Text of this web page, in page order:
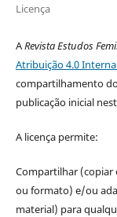
Licença
ARevista Estudos
Atribuição 4.0
compartilhamento
publicação inicial
A licença permite:
Compartilhar
ou formato) e/ou
material) para